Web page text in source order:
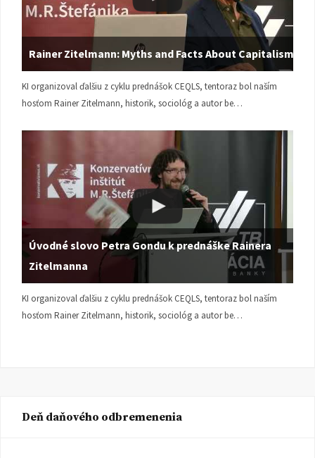
Rainer Zitelmann: Myths and Facts About Capitalism
KI organizoval ďalšiu z cyklu prednášok CEQLS, tentoraz bol naším
hosťom Rainer Zitelmann, historik, sociológ a autor be…
Úvodné slovo Petra Gondu k prednáške Rainera
Zitelmanna
KI organizoval ďalšiu z cyklu prednášok CEQLS, tentoraz bol naším
hosťom Rainer Zitelmann, historik, sociológ a autor be…
Deň daňového odbremenenia